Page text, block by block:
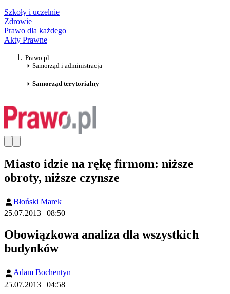
Szkoły i uczelnie
Zdrowie
Prawo dla każdego
Akty Prawne
Prawo.pl
Samorząd i administracja
Samorząd terytorialny
Miasto idzie na rękę firmom: niższe
obroty, niższe czynsze
Błoński Marek
25.07.2013 | 08:50
Obowiązkowa analiza dla wszystkich
budynków
Adam Bochentyn
25.07.2013 | 04:58